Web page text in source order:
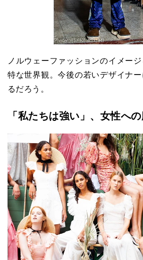
ノルウェーファッションのイメー
特な世界観。今後の若いデザイナ
るだろう。
「私たちは強い」、女性へ